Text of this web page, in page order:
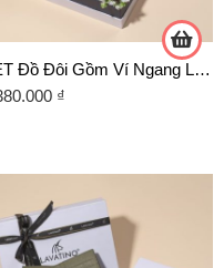
SET Đồ Đôi Gồm Ví Ngang Lucas Và Ví Dài Lisa chính Hãng Lavatino
₫